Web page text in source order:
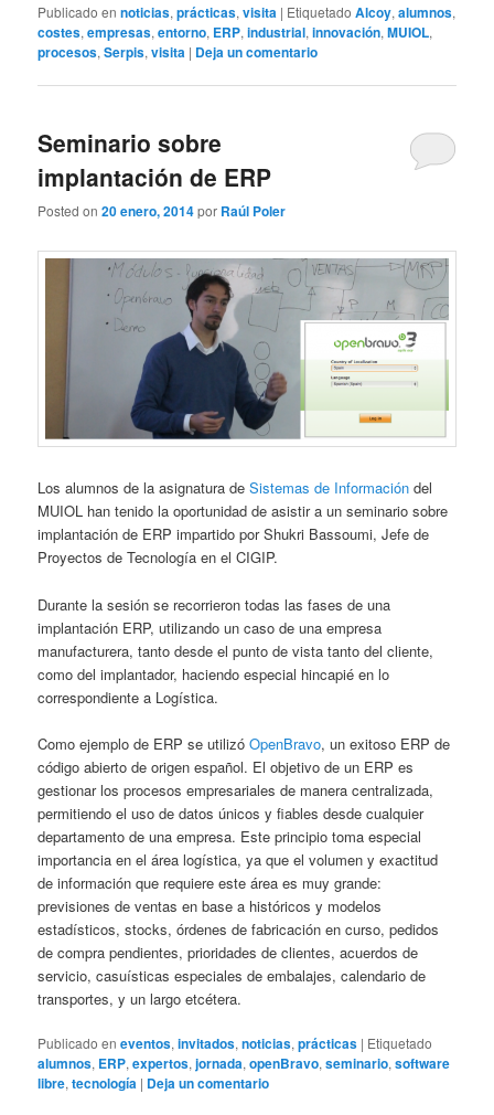
Publicado en noticias,prácticas,visita | Etiquetado Alcoy,alumnos,
costes,empresas,entorno, ERP,industrial,innovación,MUIOL,
procesos,Serpis,visita | Deja un comentario
Seminario sobre
implantación de ERP
Posted on20 enero, 2014por Raúl Poler
Los alumnos de la asignatura deSistemas de Información del
MUIOL han tenido la oportunidad de asistir a un seminario sobre
implantación de ERP impartido por Shukri Bassoumi, Jefe de
Proyectos de Tecnología en el CIGIP.
Durante la sesión se recorrieron todas las fases de una
implantación ERP, utilizando un caso de una empresa
manufacturera, tanto desde el punto de vista tanto del cliente,
como del implantador, haciendo especial hincapié en lo
correspondiente a Logística.
Como ejemplo de ERP se utilizóOpenBravo, un exitoso ERP de
código abierto de origen español. El objetivo de un ERP es
gestionar los procesos empresariales de manera centralizada,
permitiendo el uso de datos únicos y fiables desde cualquier
departamento de una empresa. Este principio toma especial
importancia en el área logística, ya que el volumen y exactitud
de información que requiere este área es muy grande:
previsiones de ventas en base a históricos y modelos
estadísticos, stocks, órdenes de fabricación en curso, pedidos
de compra pendientes, prioridades de clientes, acuerdos de
servicio, casuísticas especiales de embalajes, calendario de
transportes, y un largo etcétera.
Publicado en eventos,invitados,noticias,prácticas | Etiquetado
alumnos, ERP,expertos,jornada,openBravo,seminario,software
libre,tecnología | Deja un comentario